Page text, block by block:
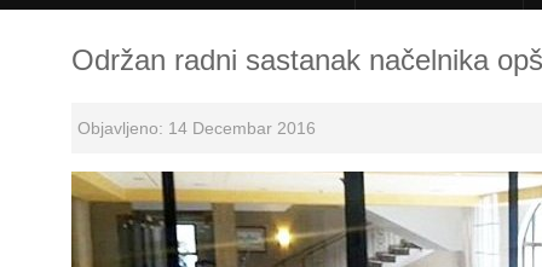
Održan radni sastanak načelnika
Objavljeno: 14 Decembar 2016